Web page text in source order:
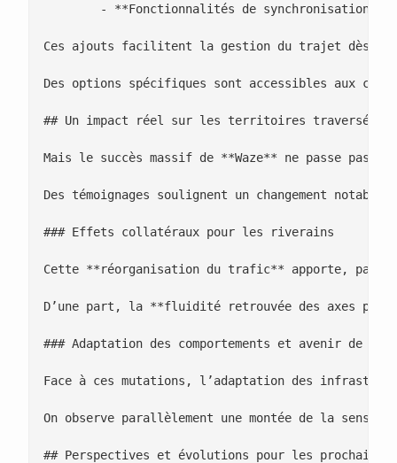
Ces ajouts facilitent la gestion du trajet dès
Des options spécifiques sont accessibles aux
## Un impact réel sur les territoires traversés
Mais le succès massif de **Waze** ne passe pas
Des témoignages soulignent un changement
### Effets collatéraux pour les riverains
Cette **réorganisation du trafic** apporte, par
D’une part, la **fluidité retrouvée des axes
### Adaptation des comportements et avenir de la
Face à ces mutations, l’adaptation des
On observe parallèlement une montée de la
## Perspectives et évolutions pour les prochaines